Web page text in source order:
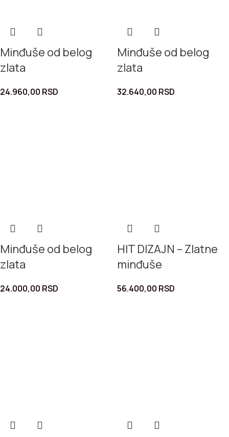
Minđuše od belog
zlata
24.960,00 RSD
Minđuše od belog
zlata
32.640,00 RSD
Minđuše od belog
zlata
24.000,00 RSD
HIT DIZAJN – Zlatne
minđuše
56.400,00 RSD